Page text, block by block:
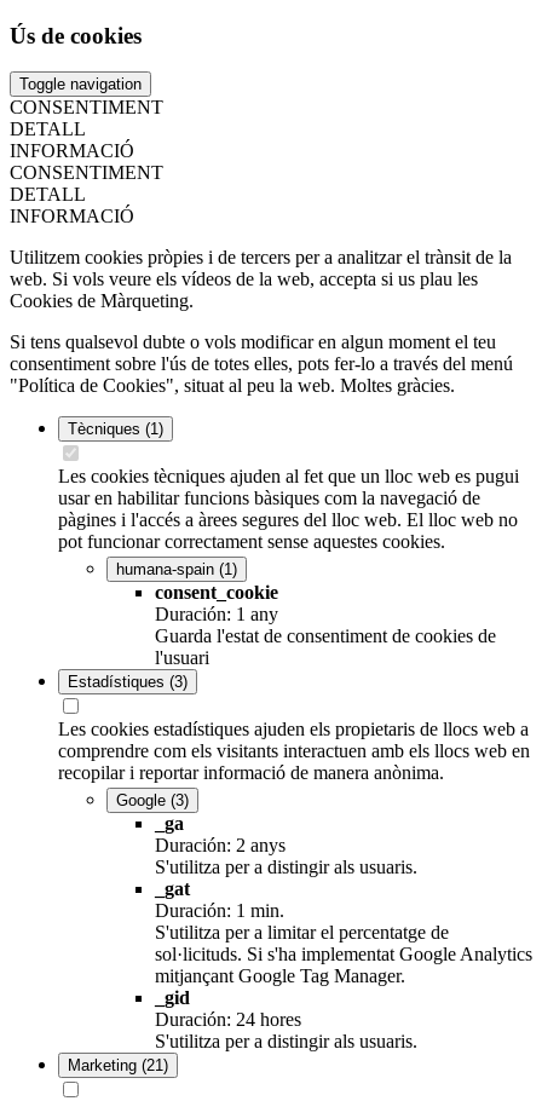
Ús de cookies
Toggle navigation
CONSENTIMENT
DETALL
INFORMACIÓ
CONSENTIMENT
DETALL
INFORMACIÓ
Utilitzem cookies pròpies i de tercers per a analitzar el trànsit de la
web. Si vols veure els vídeos de la web, accepta si us plau les
Cookies de Màrqueting.
Si tens qualsevol dubte o vols modificar en algun moment el teu
consentiment sobre l'ús de totes elles, pots fer-lo a través del menú
"Política de Cookies", situat al peu la web. Moltes gràcies.
Tècniques (1)
Les cookies tècniques ajuden al fet que un lloc web es pugui
usar en habilitar funcions bàsiques com la navegació de
pàgines i l'accés a àrees segures del lloc web. El lloc web no
pot funcionar correctament sense aquestes cookies.
humana-spain (1)
consent_cookie
Duración: 1 any
Guarda l'estat de consentiment de cookies de
l'usuari
Estadístiques (3)
Les cookies estadístiques ajuden els propietaris de llocs web a
comprendre com els visitants interactuen amb els llocs web en
recopilar i reportar informació de manera anònima.
Google (3)
_ga
Duración: 2 anys
S'utilitza per a distingir als usuaris.
_gat
Duración: 1 min.
S'utilitza per a limitar el percentatge de
sol·licituds. Si s'ha implementat Google Analytics
mitjançant Google Tag Manager.
_gid
Duración: 24 hores
S'utilitza per a distingir als usuaris.
Marketing (21)